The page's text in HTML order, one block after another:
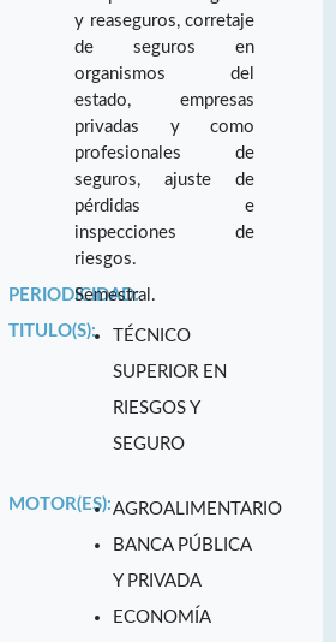
y reaseguros, corretaje
de seguros en
organismos del
estado, empresas
privadas y como
profesionales de
seguros, ajuste de
pérdidas e
inspecciones de
riesgos.
PERIODICIDAD:
Semestral.
TITULO(S):
TÉCNICO
SUPERIOR EN
RIESGOS Y
SEGURO
MOTOR(ES):AGROALIMENTARIO
BANCA PÚBLICA
Y PRIVADA
ECONOMÍA